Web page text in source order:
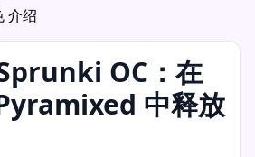
介绍
OC：在
中释放